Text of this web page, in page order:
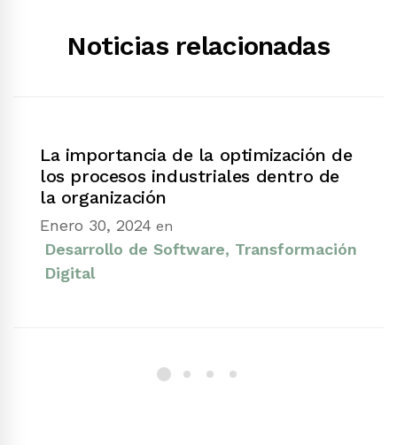
Noticias relacionadas
La importancia de la optimización de
los procesos industriales dentro de
la organización
Enero 30, 2024 en
Desarrollo de Software, Transformación
Digital